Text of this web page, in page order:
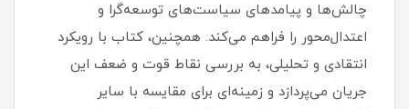
چالش‌ها و پیامدهای سیاست‌های توسعه‌گرا و
اعتدال‌محور را فراهم می‌کند. همچنین، کتاب با رویکرد
انتقادی و تحلیلی، به بررسی نقاط قوت و ضعف این
جریان می‌پردازد و زمینه‌ای برای مقایسه با سایر